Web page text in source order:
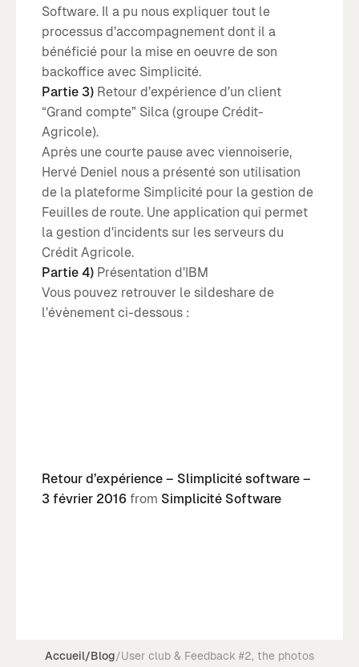
Software. Il a pu nous expliquer tout le
processus d’accompagnement dont il a
bénéficié pour la mise en oeuvre de son
backoffice avec Simplicité.
Partie 3) Retour d’expérience d’un client
“Grand compte” Silca (groupe Crédit-
Agricole).
Après une courte pause avec viennoiserie,
Hervé Deniel nous a présenté son utilisation
de la plateforme Simplicité pour la gestion de
Feuilles de route. Une application qui permet
la gestion d’incidents sur les serveurs du
Crédit Agricole.
Partie 4) Présentation d’IBM
Vous pouvez retrouver le sildeshare de
l’évènement ci-dessous :
Retour d’expérience – Slimplicité software –
3 février 2016 from Simplicité Software
Accueil/Blog/User club & Feedback #2, the photos